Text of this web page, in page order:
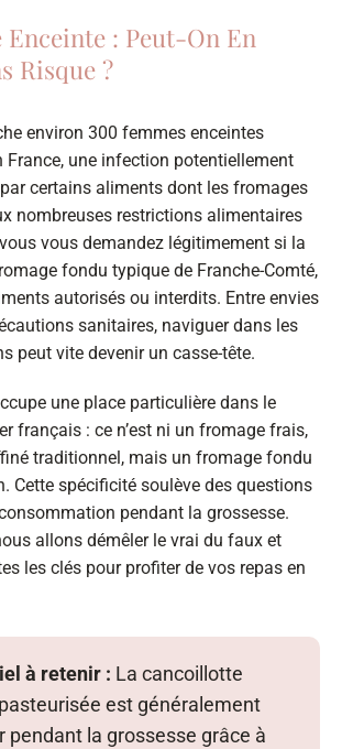
: Peut-On En
Risque ?
environ 300 femmes enceintes
France, une infection potentiellement
certains aliments dont les fromages
nombreuses restrictions alimentaires
vous demandez légitimement si la
fondu typique de Franche-Comté,
autorisés ou interdits. Entre envies
sanitaires, naviguer dans les
peut vite devenir un casse-tête.
une place particulière dans le
français : ce n’est ni un fromage frais,
traditionnel, mais un fromage fondu
Cette spécificité soulève des questions
pendant la grossesse.
allons démêler le vrai du faux et
les clés pour profiter de vos repas en
à retenir : La cancoillotte
est généralement
pendant la grossesse grâce à